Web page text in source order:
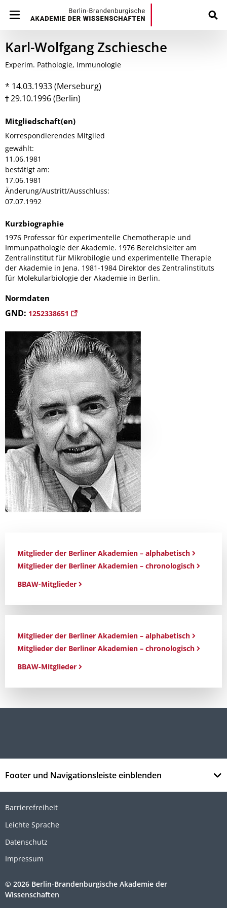
Karl-Wolfgang Zschiesche
Experim. Pathologie, Immunologie
* 14.03.1933 (Merseburg)
29.10.1996 (Berlin)
Mitgliedschaft(en)
Korrespondierendes Mitglied
gewählt:
11.06.1981
bestätigt am:
17.06.1981
Änderung/Austritt/Ausschluss:
07.07.1992
Kurzbiographie
1976 Professor für experimentelle Chemotherapie und
Immunpathologie der Akademie. 1976 Bereichsleiter am
Zentralinstitut für Mikrobilogie und experimentelle Therapie
der Akademie in Jena. 1981-1984 Direktor des Zentralinstituts
für Molekularbiologie der Akademie in Berlin.
Normdaten
GND: 1252338651
Mitglieder der Berliner Akademien – alphabetisch
Mitglieder der Berliner Akademien – chronologisch
BBAW-Mitglieder
Mitglieder der Berliner Akademien – alphabetisch
Mitglieder der Berliner Akademien – chronologisch
BBAW-Mitglieder
Footer und Navigationsleiste einblenden
Barrierefreiheit
Leichte Sprache
Datenschutz
Impressum
© 2026 Berlin-Brandenburgische Akademie der
Wissenschaften